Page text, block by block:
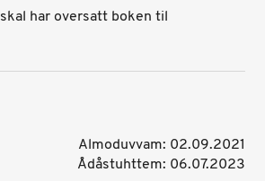
har oversatt boken til
Almoduvvam: 02.09.2021
Ådåstuhttem: 06.07.2023